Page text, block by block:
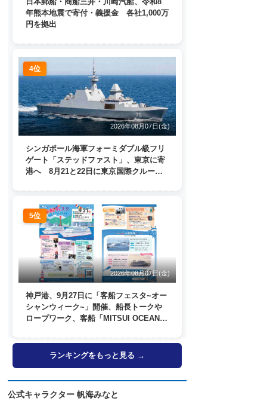
年熊本地震で寄付・義援金 各社1,000万
円を拠出
4位
2026年08月07日(金)
シンガポール海軍フォーミダブル級フリ
ゲート「ステッドファスト」、東京に寄
港へ 8月21と22日に東京国際クルーズ
5位
2026年08月07日(金)
神戸港、9月27日に「客船フェスタ~オー
シャンウィーク~」開催、船長トークや
ロープワーク、客船「MITSUI OCEAN
ランキングをもっと見る →
公式キャラクター 帆海みなと